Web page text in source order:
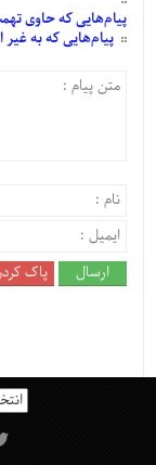
پیام‌هاییکه حاوی
پیام‌هاییکه به غیر